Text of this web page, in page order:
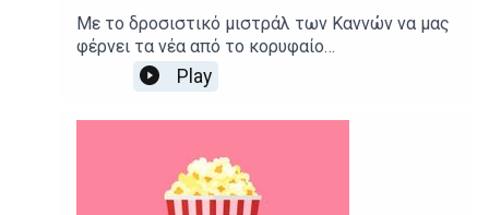
Με το δροσιστικό μιστράλ των Καννών να μας
φέρνει τα νέα από το κορυφαίο
κινηματογραφικό φεστιβάλ, το Stream and
Cinema συστήνει ακόμα τις νέες ταινίες και
Αλεξάνδρα ΣκαράκηΕπιμέλεια παραγωγής: Urbi
Play